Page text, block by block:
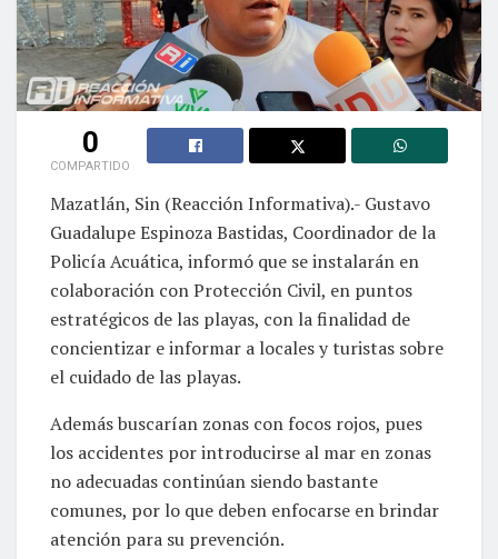
0
COMPARTIDO
Mazatlán, Sin (Reacción Informativa).- Gustavo
Guadalupe Espinoza Bastidas, Coordinador de la
Policía Acuática, informó que se instalarán en
colaboración con Protección Civil, en puntos
estratégicos de las playas, con la finalidad de
concientizar e informar a locales y turistas sobre
el cuidado de las playas.
Además buscarían zonas con focos rojos, pues
los accidentes por introducirse al mar en zonas
no adecuadas continúan siendo bastante
comunes, por lo que deben enfocarse en brindar
atención para su prevención.